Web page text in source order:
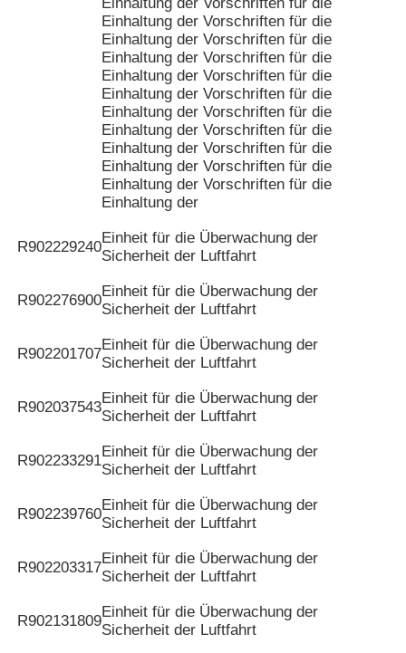
Einhaltung der Vorschriften für die
Einhaltung der Vorschriften für die
Einhaltung der Vorschriften für die
Einhaltung der Vorschriften für die
Einhaltung der Vorschriften für die
Einhaltung der Vorschriften für die
Einhaltung der Vorschriften für die
Einhaltung der Vorschriften für die
Einhaltung der Vorschriften für die
Einhaltung der Vorschriften für die
Einhaltung der
R902229240
Einheit für die Überwachung der
Sicherheit der Luftfahrt
R902276900
Einheit für die Überwachung der
Sicherheit der Luftfahrt
R902201707
Einheit für die Überwachung der
Sicherheit der Luftfahrt
R902037543
Einheit für die Überwachung der
Sicherheit der Luftfahrt
R902233291
Einheit für die Überwachung der
Sicherheit der Luftfahrt
R902239760
Einheit für die Überwachung der
Sicherheit der Luftfahrt
R902203317
Einheit für die Überwachung der
Sicherheit der Luftfahrt
R902131809
Einheit für die Überwachung der
Sicherheit der Luftfahrt